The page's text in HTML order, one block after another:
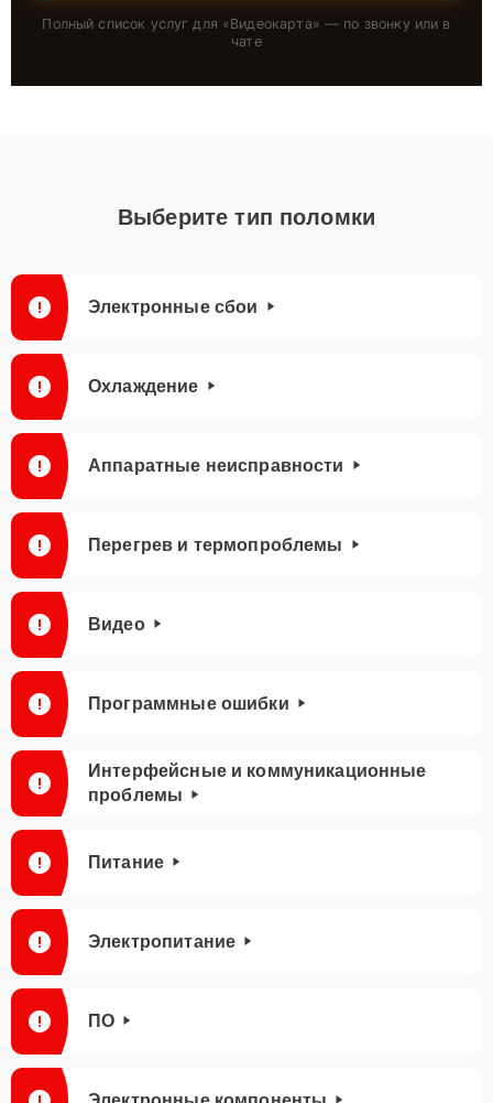
Полный список услуг для «Видеокарта» — по звонку или в
чате
Выберите тип поломки
Электронные сбои
Охлаждение
Аппаратные неисправности
Перегрев и термопроблемы
Видео
Программные ошибки
Интерфейсные и коммуникационные
проблемы
Питание
Электропитание
ПО